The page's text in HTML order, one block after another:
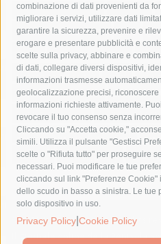
combinazione di dati provenienti da
migliorare i servizi, utilizzare dati
garantire la sicurezza, prevenire e
erogare e presentare pubblicità e
scelte sulla privacy, abbinare e
di dati, collegare diversi dispositivi,
informazioni trasmesse
geolocalizzazione precisi,
informazioni richieste attivamente.
revocare il tuo consenso senza
Cliccando su "Accetta cookie,"
simili. Utilizza il pulsante "Gestisci
scelte o "Rifiuta tutto" per proseguire
necessari. Puoi modificare le tue
cliccando sul link "Preferenze
dello scudo in basso a sinistra. Le tue
solo dispositivo in uso.
Privacy Policy Cookie Policy
costiera amalfitana
covid-19
fondazione sorrento
gori
lavori
lorenzo balducelli
massimo coppola
Meta
penisola sorrentina
piano di
protezione civile
Regione
sindaco cuomo
sorrento
turismo
Vico Equense villa
© 2015 SorrentoPress. All rights
Il giornale online della Penisola